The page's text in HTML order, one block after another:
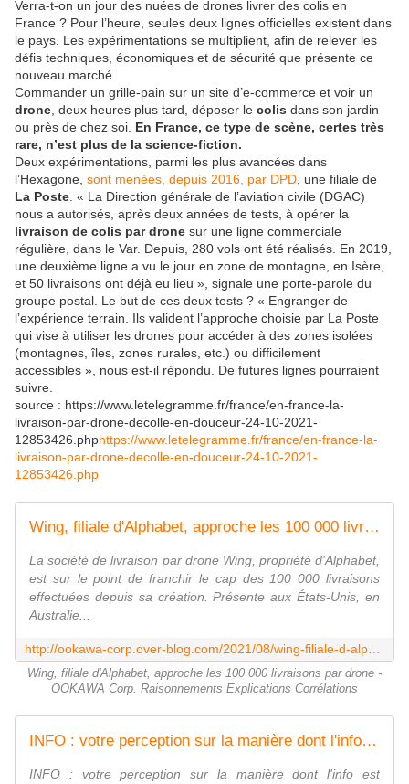
Verra-t-on un jour des nuées de drones livrer des colis en
France ? Pour l’heure, seules deux lignes officielles existent dans
le pays. Les expérimentations se multiplient, afin de relever les
défis techniques, économiques et de sécurité que présente ce
nouveau marché.
Commander un grille-pain sur un site d’e-commerce et voir un
drone , deux heures plus tard, déposer le colis dans son jardin
ou près de chez soi. En France, ce type de scène, certes très
rare, n’est plus de la science-fiction.
Deux expérimentations, parmi les plus avancées dans
l’Hexagone, sont menées, depuis 2016, par DPD , une filiale de
La Poste . « La Direction générale de l’aviation civile (DGAC)
nous a autorisés, après deux années de tests, à opérer la
livraison de colis par drone sur une ligne commerciale
régulière, dans le Var. Depuis, 280 vols ont été réalisés. En 2019,
une deuxième ligne a vu le jour en zone de montagne, en Isère,
et 50 livraisons ont déjà eu lieu », signale une porte-parole du
groupe postal. Le but de ces deux tests ? « Engranger de
l’expérience terrain. Ils valident l’approche choisie par La Poste
qui vise à utiliser les drones pour accéder à des zones isolées
(montagnes, îles, zones rurales, etc.) ou difficilement
accessibles », nous est-il répondu. De futures lignes pourraient
suivre.
source : https://www.letelegramme.fr/france/en-france-la-
livraison-par-drone-decolle-en-douceur-24-10-2021-
12853426.phphttps://www.letelegramme.fr/france/en-france-la-
livraison-par-drone-decolle-en-douceur-24-10-2021-
12853426.php
Wing, filiale d'Alphabet, approche les 100 000 livraisons par drone - OOKAWA Corp. Raisonnements Explications Corrélations
La société de livraison par drone Wing, propriété d'Alphabet,
est sur le point de franchir le cap des 100 000 livraisons
effectuées depuis sa création. Présente aux États-Unis, en
Australie...
Wing, filiale d'Alphabet, approche les 100 000 livraisons par drone -
OOKAWA Corp. Raisonnements Explications Corrélations
INFO : votre perception sur la manière dont l'information est dispensée pourrait vous surprendre - OOKAWA Corp. Raisonnements Explications Corrélations
INFO : votre perception sur la manière dont l'info est